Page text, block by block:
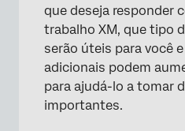
que deseja responder
trabalho XM, que tipo
serão úteis para você
adicionais podem
para ajudá-lo a tomar
importantes.